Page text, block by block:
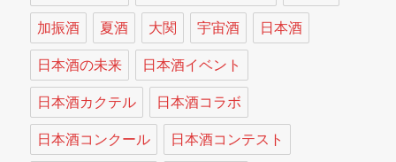
加振酒 夏酒 大関 宇宙酒 日本酒
日本酒の未来 日本酒イベント
日本酒カクテル 日本酒コラボ
日本酒コンクール 日本酒コンテスト